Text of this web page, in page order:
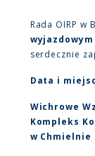
Rada OIRP w
serdecznie
Data i
Wichrowe
Kompleks
w Chmielnie